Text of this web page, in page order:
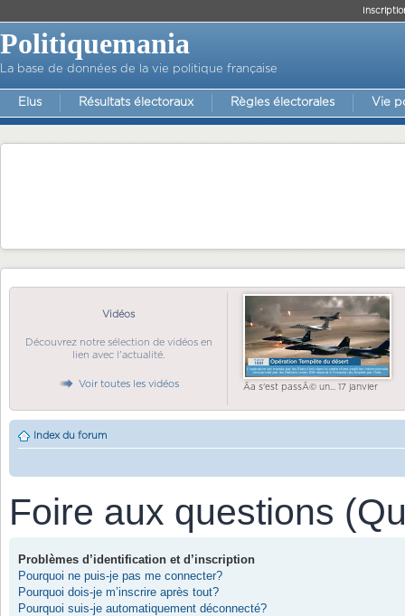
Politiquemania
La base de données de la vie politique française
Elus Résultats électoraux Règles électorales Vie
Vidéos
Découvrez notre sélection de vidéos en
lien avec l'actualité.
Voir toutes les vidéos Ãa s'est passÃ© un... 17 janvier
Index du forum
Foire aux questions
Problèmes d’identification et d’inscription
Pourquoi ne puis-je pas me connecter?
Pourquoi dois-je m’inscrire après tout?
Pourquoi suis-je automatiquement déconnecté?